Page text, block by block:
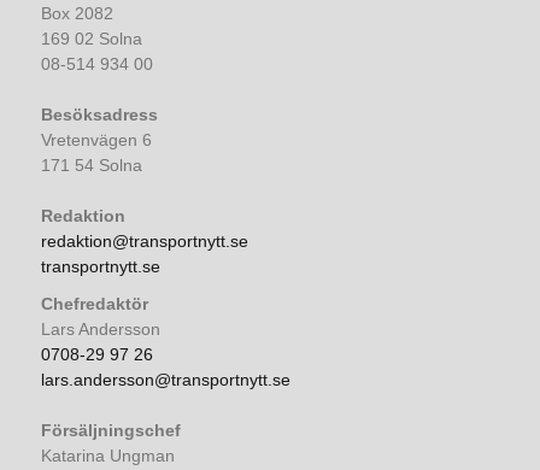
Box 2082
169 02 Solna
08-514 934 00
Besöksadress
Vretenvägen 6
171 54 Solna
Redaktion
redaktion@transportnytt.se
transportnytt.se
Chefredaktör
Lars Andersson
0708-29 97 26
lars.andersson@transportnytt.se
Försäljningschef
Katarina Ungman